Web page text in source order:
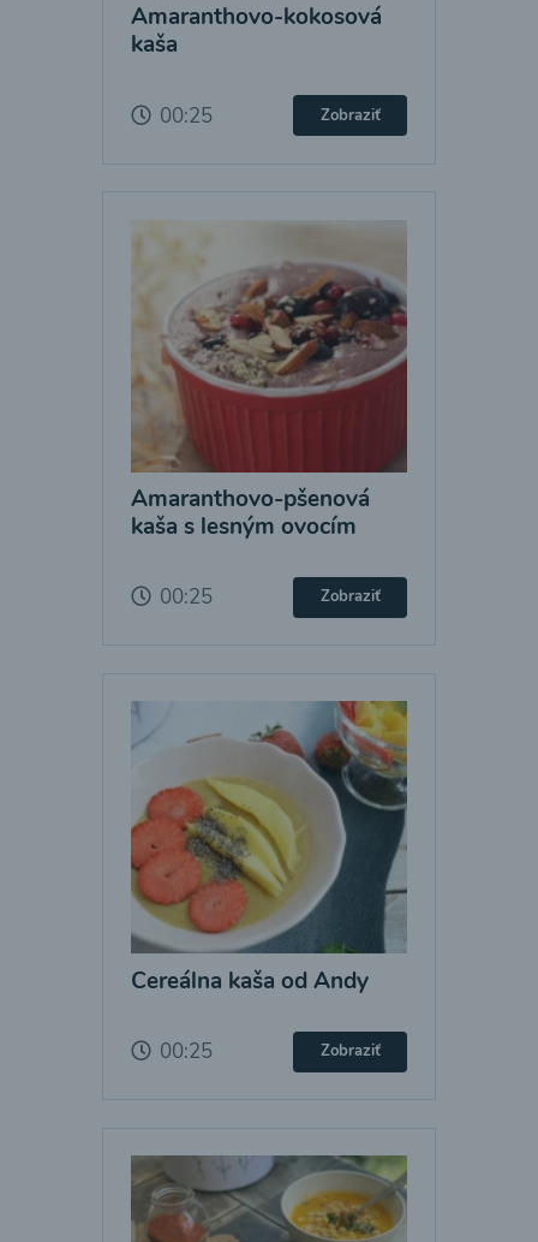
Amaranthovo-kokosová
kaša
00:25 Zobraziť
Amaranthovo-pšenová
kaša s lesným ovocím
00:25 Zobraziť
Cereálna kaša od Andy
00:25 Zobraziť